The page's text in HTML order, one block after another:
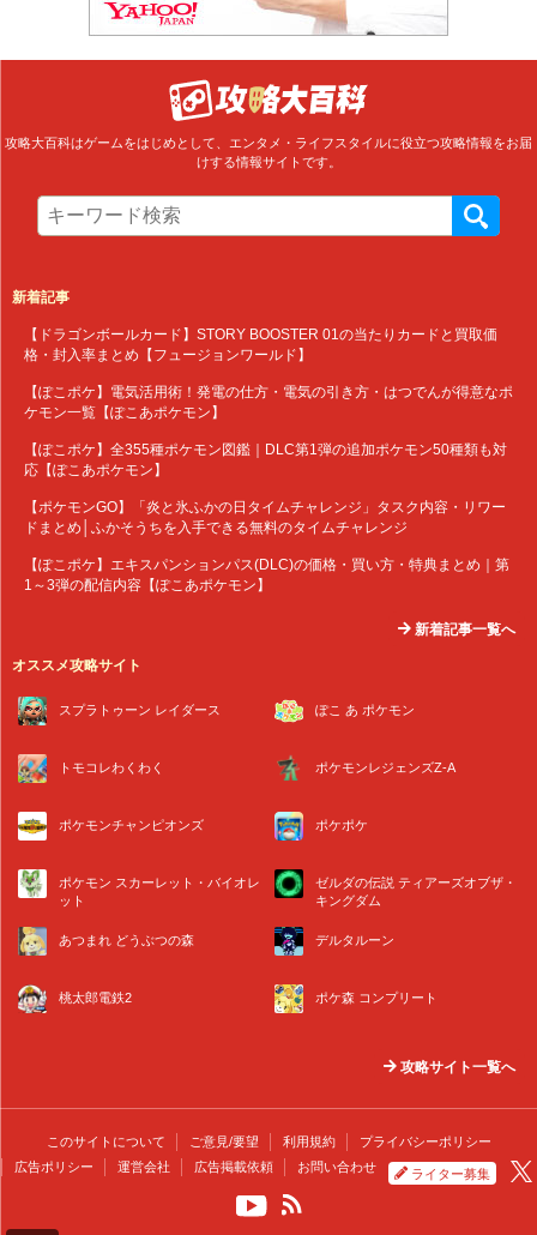
攻略大百科はゲームをはじめとして、エンタメ・ライフスタイルに役立つ攻略情報をお届
けする情報サイトです。
新着記事
【ドラゴンボールカード】STORY BOOSTER 01の当たりカードと買取価
格・封入率まとめ【フュージョンワールド】
【ぽこポケ】電気活用術！発電の仕方・電気の引き方・はつでんが得意なポ
ケモン一覧【ぽこあポケモン】
【ぽこポケ】全355種ポケモン図鑑｜DLC第1弾の追加ポケモン50種類も対
応【ぽこあポケモン】
【ポケモンGO】「炎と氷ふかの日タイムチャレンジ」タスク内容・リワー
ドまとめ│ふかそうちを入手できる無料のタイムチャレンジ
【ぽこポケ】エキスパンションパス(DLC)の価格・買い方・特典まとめ｜第
1～3弾の配信内容【ぽこあポケモン】
新着記事一覧へ
オススメ攻略サイト
スプラトゥーン レイダース ぽこ あ ポケモン
トモコレわくわく ポケモンレジェンズZ-A
ポケモンチャンピオンズ ポケポケ
ポケモン スカーレット・バイオレ
ット
ゼルダの伝説 ティアーズオブザ・
キングダム
あつまれ どうぶつの森 デルタルーン
桃太郎電鉄2 ポケ森 コンプリート
攻略サイト一覧へ
このサイトについて ご意見/要望 利用規約
プライバシーポリシー
広告ポリシー
運営会社 広告掲載依頼 お問い合わせ ライター募集